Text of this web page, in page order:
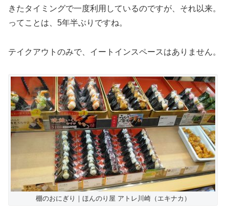
きたタイミングで一度利用しているのですが、それ以来。
ってことは、5年半ぶりですね。
テイクアウトのみで、イートインスペースはありません。
棚のおにぎり｜ほんのり屋 アトレ川崎（エキナカ）